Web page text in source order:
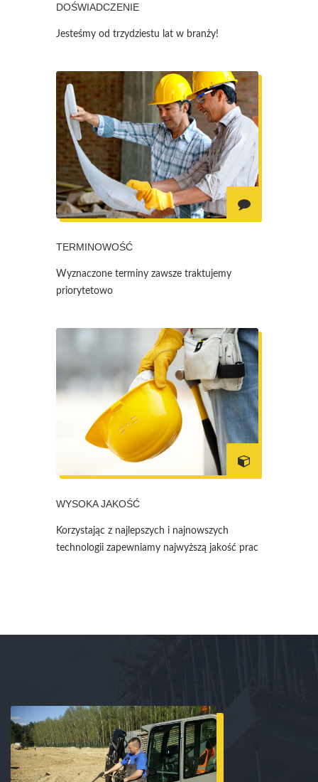
DOŚWIADCZENIE
Jesteśmy od trzydziestu lat w branży!
TERMINOWOŚĆ
Wyznaczone terminy zawsze traktujemy
priorytetowo
WYSOKA JAKOŚĆ
Korzystając z najlepszych i najnowszych
technologii zapewniamy najwyższą jakość prac